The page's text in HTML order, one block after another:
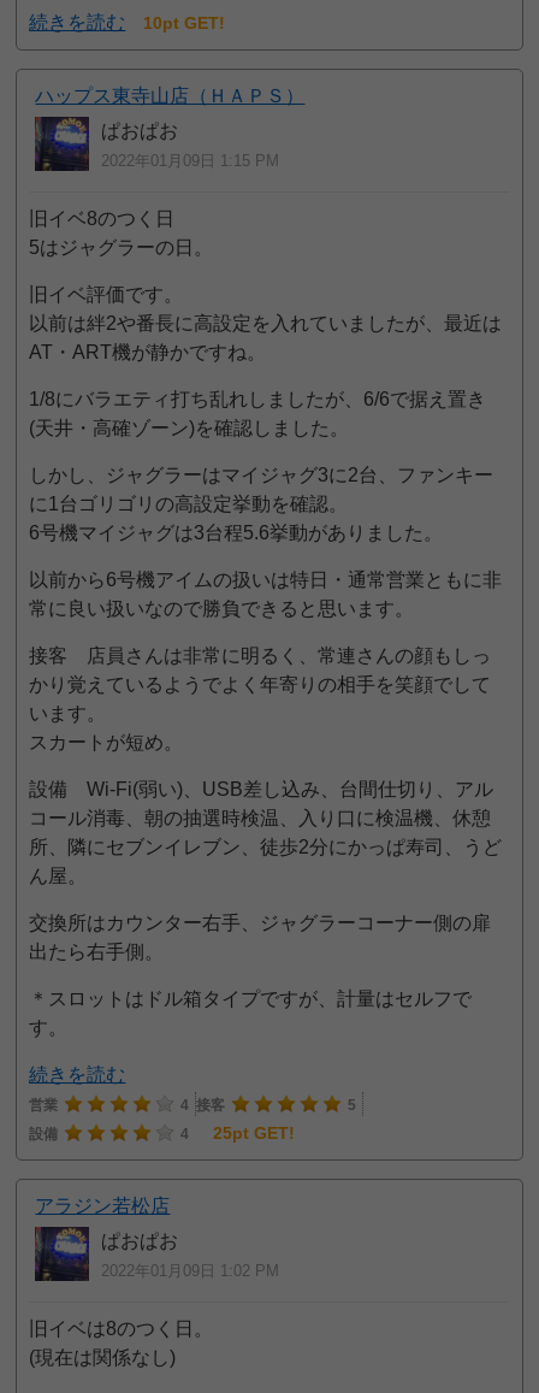
続きを読む 10pt GET!
ハップス東寺山店（ＨＡＰＳ）
ぱおぱお
2022年01月09日 1:15 PM
旧イベ8のつく日
5はジャグラーの日。
旧イベ評価です。
以前は絆2や番長に高設定を入れていましたが、最近は
AT・ART機が静かですね。
1/8にバラエティ打ち乱れしましたが、6/6で据え置き
(天井・高確ゾーン)を確認しました。
しかし、ジャグラーはマイジャグ3に2台、ファンキー
に1台ゴリゴリの高設定挙動を確認。
6号機マイジャグは3台程5.6挙動がありました。
以前から6号機アイムの扱いは特日・通常営業ともに非
常に良い扱いなので勝負できると思います。
接客 店員さんは非常に明るく、常連さんの顔もしっ
かり覚えているようでよく年寄りの相手を笑顔でして
います。
スカートが短め。
設備 Wi-Fi(弱い)、USB差し込み、台間仕切り、アル
コール消毒、朝の抽選時検温、入り口に検温機、休憩
所、隣にセブンイレブン、徒歩2分にかっぱ寿司、うど
ん屋。
交換所はカウンター右手、ジャグラーコーナー側の扉
出たら右手側。
＊スロットはドル箱タイプですが、計量はセルフで
す。
続きを読む
営業 4 接客
5
設備
4 25pt GET!
アラジン若松店
ぱおぱお
2022年01月09日 1:02 PM
旧イベは8のつく日。
(現在は関係なし)